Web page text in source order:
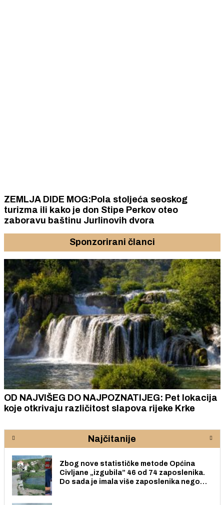
ZEMLJA DIDE MOG:Pola stoljeća seoskog
turizma ili kako je don Stipe Perkov oteo
zaboravu baštinu Jurlinovih dvora
Sponzorirani članci
OD NAJVIŠEG DO NAJPOZNATIJEG: Pet lokacija
koje otkrivaju različitost slapova rijeke Krke
Najčitanije
Zbog nove statističke metode Općina
Civljane „izgubila” 46 od 74 zaposlenika.
Do sada je imala više zaposlenika nego